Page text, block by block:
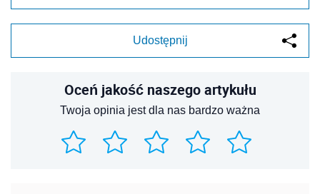
Udostępnij
Oceń jakość naszego artykułu
Twoja opinia jest dla nas bardzo ważna